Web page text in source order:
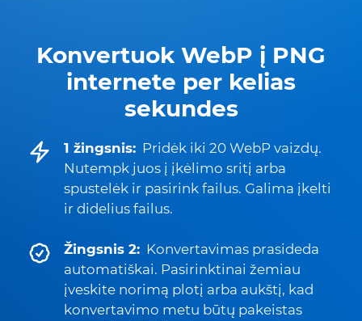
Konvertuok WebP į PNG
internete per kelias
sekundes
1 žingsnis: Pridėk iki 20 WebP vaizdų.
Nutempk juos į įkėlimo sritį arba
spustelėk ir pasirink failus. Galima įkelti
ir didelius failus.
Žingsnis 2: Konvertavimas prasideda
automatiškai. Pasirinktinai žemiau
įveskite norimą plotį arba aukštį, kad
konvertavimo metu būtų pakeistas